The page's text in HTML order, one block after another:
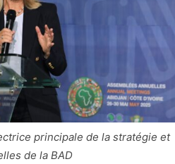
principale de la stratégie et
de la BAD